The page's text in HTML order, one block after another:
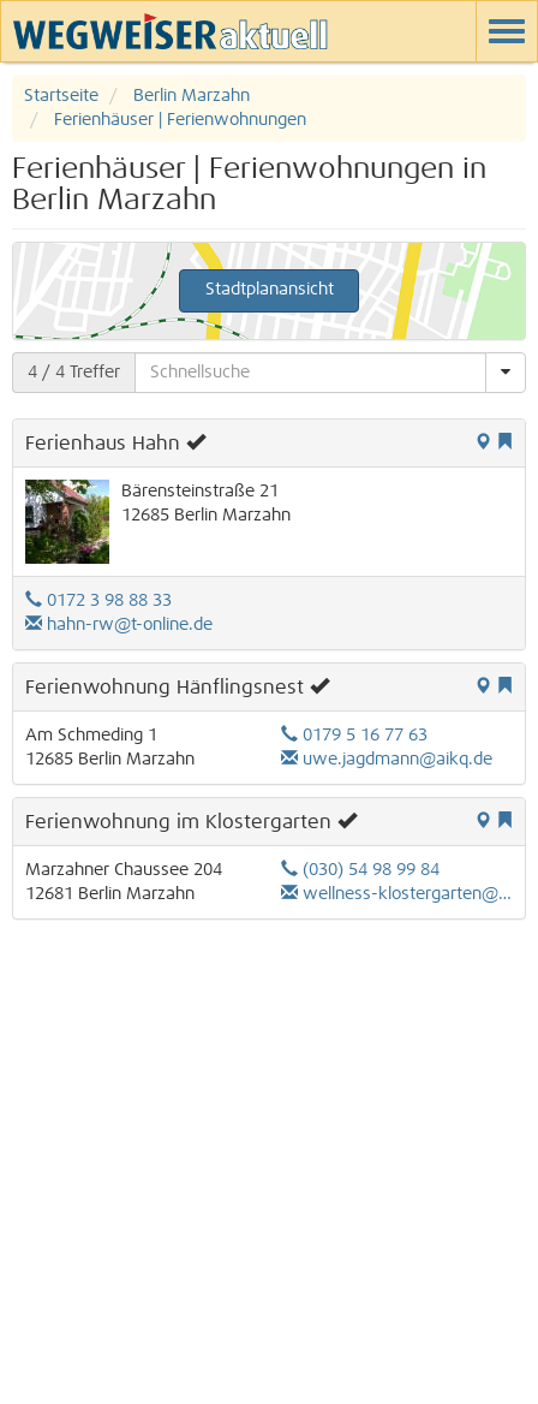
Startseite
Berlin Marzahn
Ferienhäuser | Ferienwohnungen
Ferienhäuser | Ferienwohnungen in
Berlin Marzahn
Stadtplanansicht
4 / 4 Treffer
Ferienhaus Hahn
Bärensteinstraße 21
12685 Berlin Marzahn
0172 3 98 88 33
hahn-rw@t-online.de
Ferienwohnung Hänflingsnest
Am Schmeding 1
12685 Berlin Marzahn
0179 5 16 77 63
uwe.jagdmann@aikq.de
Ferienwohnung im Klostergarten
Marzahner Chaussee 204
12681 Berlin Marzahn
(030) 54 98 99 84
wellness-klostergarten@freenet.de